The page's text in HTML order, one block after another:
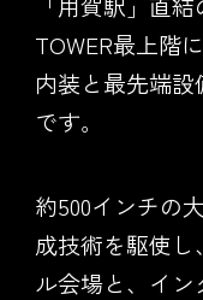
TOWER最上階
内装と最先端
です。
約500インチの
成技術を駆使し
ル会場と、イ